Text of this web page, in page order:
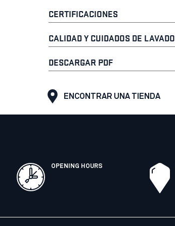
CERTIFICACIONES
CALIDAD Y CUIDADOS DE LAVADO
DESCARGAR PDF
ENCONTRAR UNA TIENDA
OPENING HOURS